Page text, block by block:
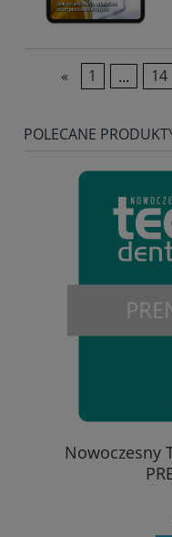
« 1 ... 14
POLECANE
Nowoczesny